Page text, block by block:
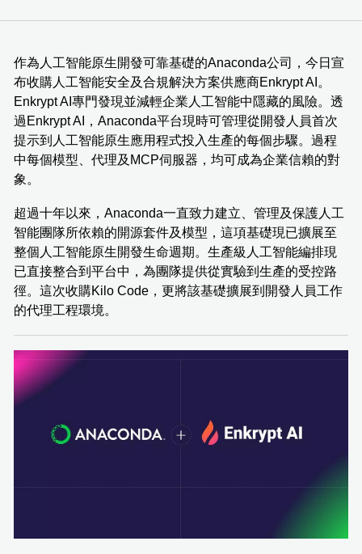
作為人工智能原生開發可靠基礎的Anaconda公司，今日宣
布收購人工智能安全及合規解決方案供應商Enkrypt AI。
Enkrypt AI專門發現並減輕企業人工智能中隱藏的風險。透
過Enkrypt AI，Anaconda平台現時可管理從開發人員首次
提示到人工智能原生應用程式投入生產的每個步驟。過程
中每個模型、代理及MCP伺服器，均可成為企業信賴的對
象。
超過十年以來，Anaconda一直致力建立、管理及保護人工
智能團隊所依賴的開源套件及模型，這項基礎現已擴展至
整個人工智能原生開發生命週期。生產級人工智能編排現
已直接整合到平台中，為團隊提供從實驗到生產的受控路
徑。這次收購Kilo Code，更將該基礎擴展到開發人員工作
的代理工程環境。